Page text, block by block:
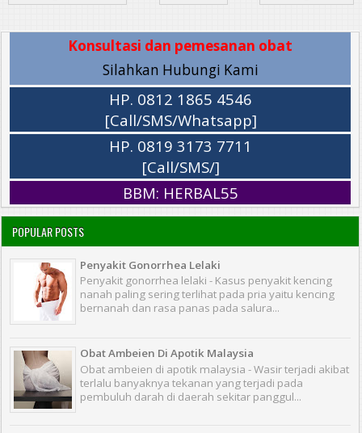
Konsultasi dan pemesanan obat
Silahkan Hubungi Kami
HP. 0812 1865 4546
[Call/SMS/Whatsapp]
HP. 0819 3173 7711
[Call/SMS/]
BBM: HERBAL55
POPULAR POSTS
Penyakit Gonorrhea Lelaki
Penyakit gonorrhea lelaki - Kasus penyakit kencing
nanah paling sering terlihat pada pria yaitu kencing
bernanah dan rasa panas pada salura...
Obat Ambeien Di Apotik Malaysia
Obat ambeien di apotik malaysia - Wasir terjadi akibat
terlalu banyaknya tekanan yang terjadi pada
pembuluh darah di daerah sekitar panggul...